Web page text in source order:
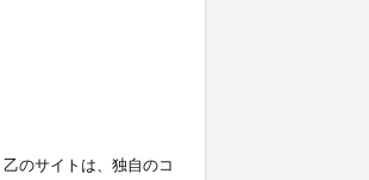
のサイトは、独自のコ